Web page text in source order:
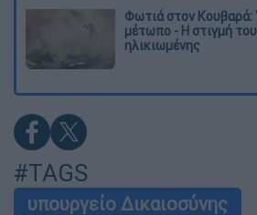
#TAGS
υπουργείο Δικαιοσύνης
Λάουρα Κοβέσι